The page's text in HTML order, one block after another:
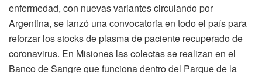
enfermedad, con nuevas variantes circulando por
Argentina, se lanzó una convocatoria en todo el país para
reforzar los stocks de plasma de paciente recuperado de
coronavirus. En Misiones las colectas se realizan en el
Banco de Sangre que funciona dentro del Parque de la